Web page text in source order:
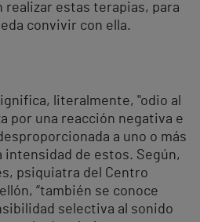
realizar estas terapias, para
convivir con ella.
literalmente, "odio al
por una reacción negativa e
a uno o más
intensidad de estos. Según,
psiquiatra del Centro
“también se conoce
selectiva al sonido